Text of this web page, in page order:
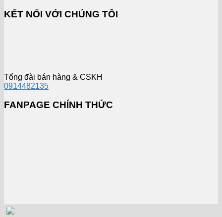
KẾT NỐI VỚI CHÚNG TÔI
Tổng đài bán hàng & CSKH
0914482135
FANPAGE CHÍNH THỨC